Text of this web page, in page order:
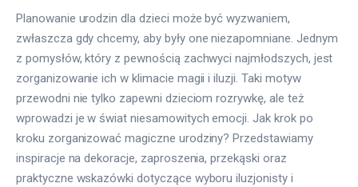
Planowanie urodzin dla dzieci może być wyzwaniem,
zwłaszcza gdy chcemy, aby były one niezapomniane. Jednym
z pomysłów, który z pewnością zachwyci najmłodszych, jest
zorganizowanie ich w klimacie magii i iluzji. Taki motyw
przewodni nie tylko zapewni dzieciom rozrywkę, ale też
wprowadzi je w świat niesamowitych emocji. Jak krok po
kroku zorganizować magiczne urodziny? Przedstawiamy
inspiracje na dekoracje, zaproszenia, przekąski oraz
praktyczne wskazówki dotyczące wyboru iluzjonisty i